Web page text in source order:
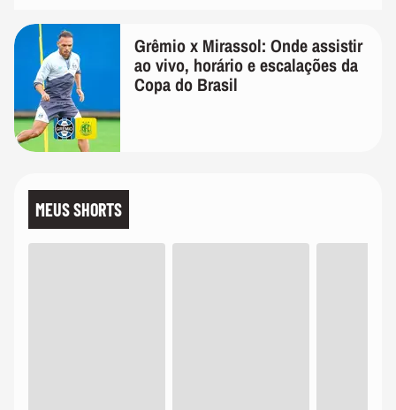
Grêmio x Mirassol: Onde assistir
ao vivo, horário e escalações da
Copa do Brasil
MEUS SHORTS